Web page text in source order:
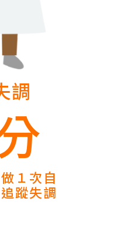
調
１次自
蹤失調